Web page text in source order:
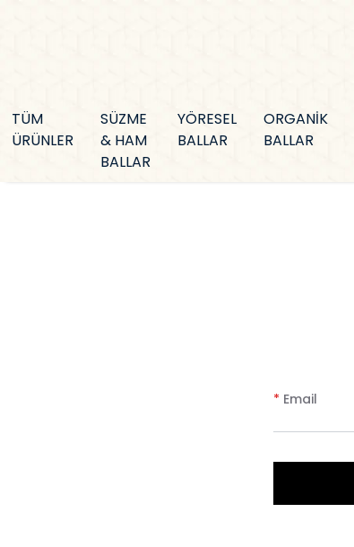
TÜM
ÜRÜNLER
SÜZME
& HAM
BALLAR
YÖRESEL
BALLAR
ORGANİK
BALLAR
* Email